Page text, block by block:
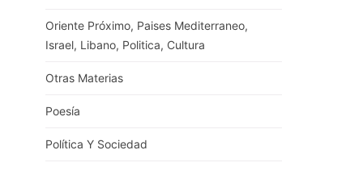
Oriente Próximo, Paises Mediterraneo,
Israel, Libano, Politica, Cultura
Otras Materias
Poesía
Política Y Sociedad